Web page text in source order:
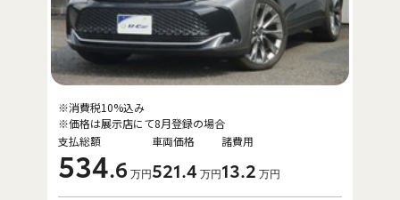
支払総額
534.6 万円
車両価格
521.4 万円
諸費用
13.2 万円
※消費税10%込み
※価格は展示店にて8月登録の場合